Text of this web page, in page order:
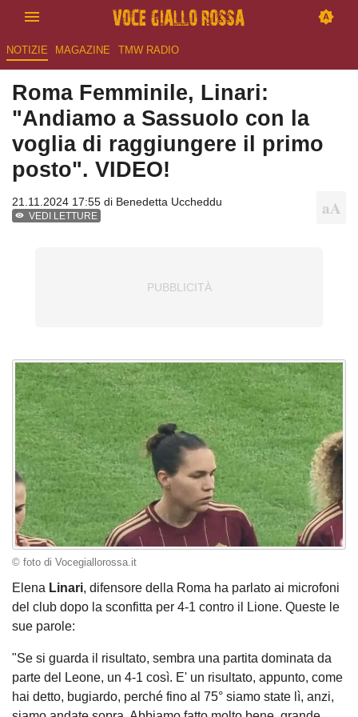
NOTIZIE MAGAZINE TMW RADIO
Roma Femminile, Linari:
"Andiamo a Sassuolo con la
voglia di raggiungere il primo
posto". VIDEO!
21.11.2024 17:55 di Benedetta Uccheddu
VEDI LETTURE
© foto di Vocegiallorossa.it
Elena Linari, difensore della Roma ha parlato ai microfoni
del club dopo la sconfitta per 4-1 contro il Lione. Queste le
sue parole:
"Se si guarda il risultato, sembra una partita dominata da
parte del Leone, un 4-1 così. E' un risultato, appunto, come
hai detto, bugiardo, perché fino al 75° siamo state lì, anzi,